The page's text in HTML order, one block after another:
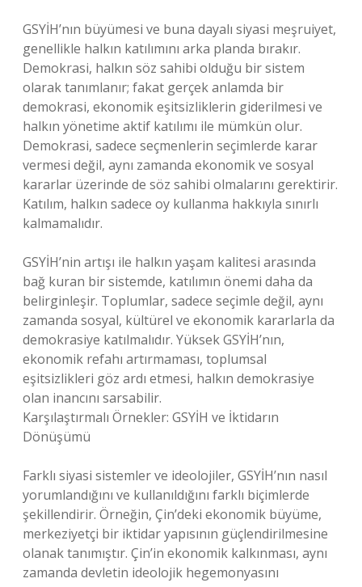
GSYİH’nın büyümesi ve buna dayalı siyasi meşruiyet,
genellikle halkın katılımını arka planda bırakır.
Demokrasi, halkın söz sahibi olduğu bir sistem
olarak tanımlanır; fakat gerçek anlamda bir
demokrasi, ekonomik eşitsizliklerin giderilmesi ve
halkın yönetime aktif katılımı ile mümkün olur.
Demokrasi, sadece seçmenlerin seçimlerde karar
vermesi değil, aynı zamanda ekonomik ve sosyal
kararlar üzerinde de söz sahibi olmalarını gerektirir.
Katılım, halkın sadece oy kullanma hakkıyla sınırlı
kalmamalıdır.
GSYİH’nin artışı ile halkın yaşam kalitesi arasında
bağ kuran bir sistemde, katılımın önemi daha da
belirginleşir. Toplumlar, sadece seçimle değil, aynı
zamanda sosyal, kültürel ve ekonomik kararlarla da
demokrasiye katılmalıdır. Yüksek GSYİH’nın,
ekonomik refahı artırmaması, toplumsal
eşitsizlikleri göz ardı etmesi, halkın demokrasiye
olan inancını sarsabilir.
Karşılaştırmalı Örnekler: GSYİH ve İktidarın
Dönüşümü
Farklı siyasi sistemler ve ideolojiler, GSYİH’nın nasıl
yorumlandığını ve kullanıldığını farklı biçimlerde
şekillendirir. Örneğin, Çin’deki ekonomik büyüme,
merkeziyetçi bir iktidar yapısının güçlendirilmesine
olanak tanımıştır. Çin’in ekonomik kalkınması, aynı
zamanda devletin ideolojik hegemonyasını